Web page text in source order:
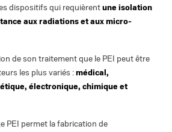
dispositifs qui requièrentune isolation
aux radiations et aux micro-
de son traitement que le PEI peut être
les plus variés :médical,
électronique, chimique et
PEI permet la fabrication de